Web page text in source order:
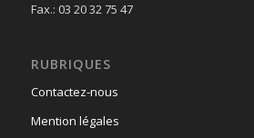
Fax.: 03 20 32 75 47
RUBRIQUES
Contactez-nous
Mention légales